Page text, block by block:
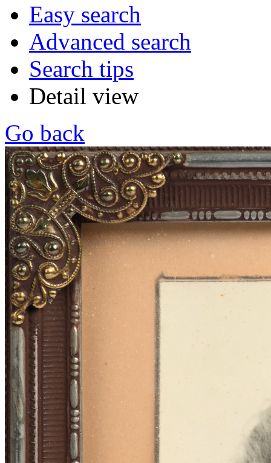
Easy search
Advanced search
Search tips
Detail view
Go back